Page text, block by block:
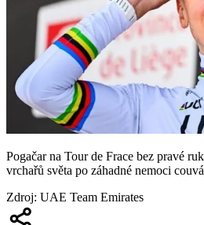
Pogačar na Tour de Frace bez pravé
vrchařů světa po záhadné nemoci couvá
Zdroj: UAE Team Emirates